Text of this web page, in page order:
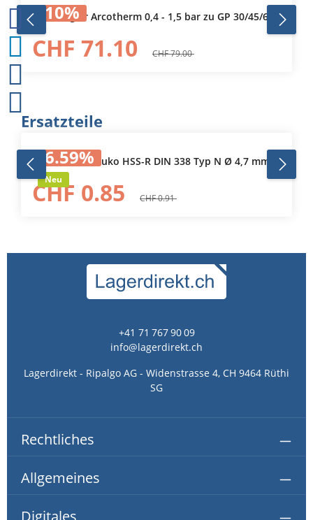
10%
Druckregler Arcotherm 0,4 - 1,5 bar zu GP 30/45/65
CHF 71.10 CHF 79.00
Produktgalerie überspringen
Ersatzteile
6.59%
Neu
Spiralbohrer Ruko HSS-R DIN 338 Typ N Ø 4,7 mm
CHF 0.85 CHF 0.91
+41 71 767 90 09
info@lagerdirekt.ch
Lagerdirekt - Ripalgo AG - Widenstrasse 4, CH 9464 Rüthi
SG
Rechtliches
Allgemeines